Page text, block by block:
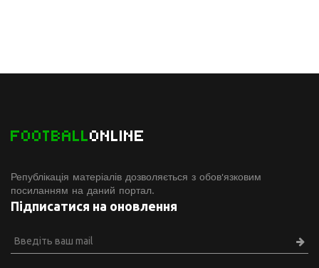
FOOTBALLONLINE
Републікація матеріалів дозволяється з обов'язковим
посиланням на даний портал.
Підписатися на оновлення